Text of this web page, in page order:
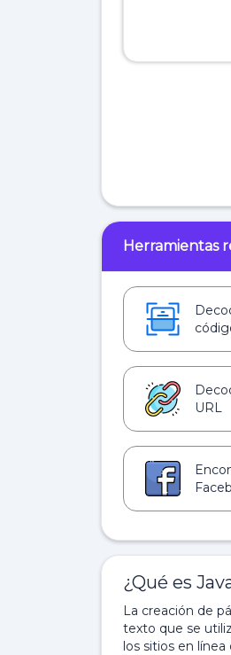
Herramientas
URL
¿Qué es
La creación de
texto que se
los sitios en